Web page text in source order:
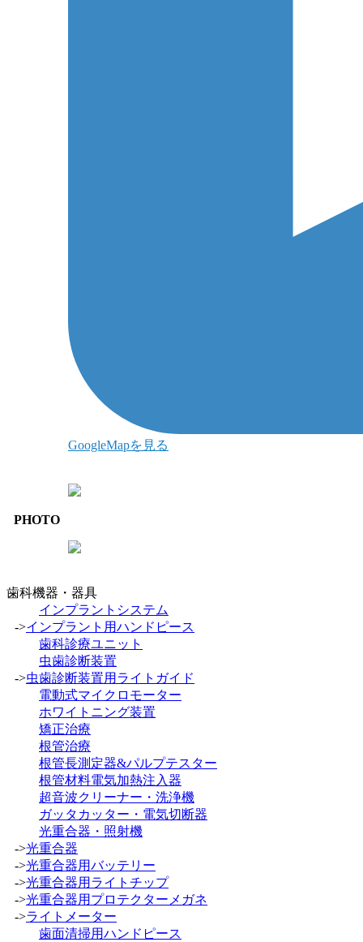
GoogleMapを見る
PHOTO
歯科機器・器具
インプラントシステム
->インプラント用ハンドピース
歯科診療ユニット
虫歯診断装置
->虫歯診断装置用ライトガイド
電動式マイクロモーター
ホワイトニング装置
矯正治療
根管治療
根管長測定器&パルプテスター
根管材料電気加熱注入器
超音波クリーナー・洗浄機
ガッタカッター・電気切断器
光重合器・照射機
->光重合器
->光重合器用バッテリー
->光重合器用ライトチップ
->光重合器用プロテクターメガネ
->ライトメーター
歯面清掃用ハンドピース